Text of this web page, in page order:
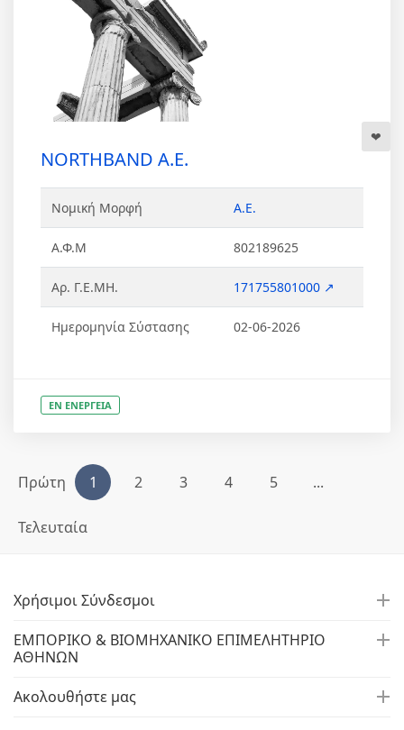
NORTHBAND Α.Ε.
Νομική Μορφή Α.Ε.
Α.Φ.Μ 802189625
Αρ. Γ.Ε.ΜΗ. 171755801000 ↗
Ημερομηνία Σύστασης 02-06-2026
ΕΝ ΕΝΕΡΓΕΙΑ
Πρώτη 1 2 3 4 5 ...
Τελευταία
Χρήσιμοι Σύνδεσμοι
ΕΜΠΟΡΙΚΟ & ΒΙΟΜΗΧΑΝΙΚΟ ΕΠΙΜΕΛΗΤΗΡΙΟ
ΑΘΗΝΩΝ
Ακολουθήστε μας